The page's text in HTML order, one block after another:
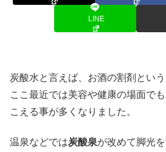
LINE
炭酸水と言えば、お酒の割剤とい
ここ最近では美容や健康の場面で
こえる事が多くなりました。
温泉などでは炭酸泉が改めて脚光